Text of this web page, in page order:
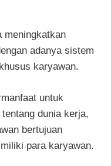
meningkatkan
adanya sistem
karyawan.
untuk
dunia kerja,
bertujuan
para karyawan.